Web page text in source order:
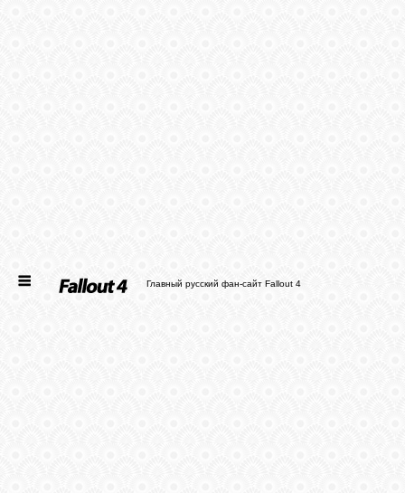
ФОТО
Главный русский фан-сайт Fallout 4